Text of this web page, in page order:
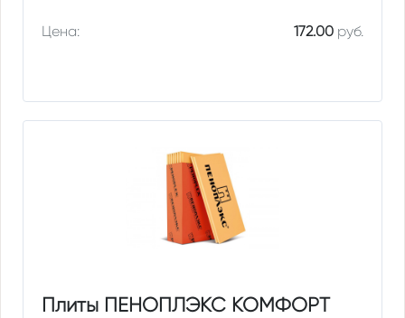
Цена: 172.00руб.
Плиты ПЕНОПЛЭКС КОМФОРТ